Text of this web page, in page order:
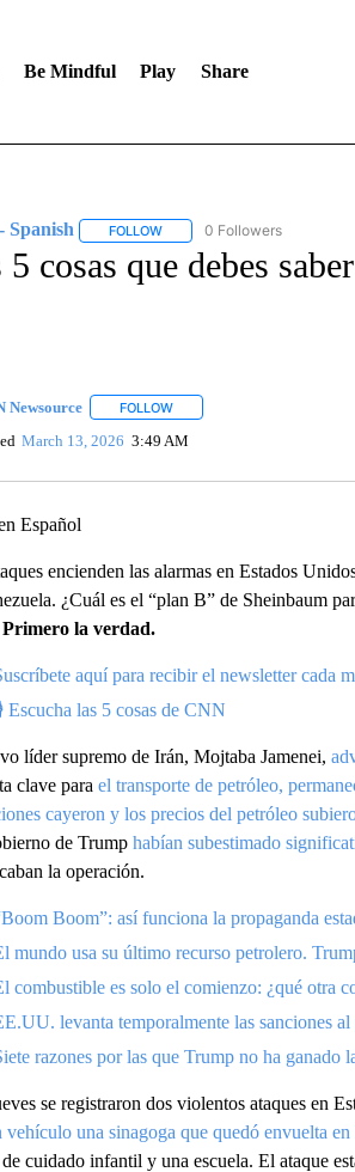
Be Mindful Play Share
Spanish FOLLOWFOLLOW "CNN - SPANISH" TO
0 Followers
5 cosas que debes
Newsource FOLLOWFOLLOW "" TO RECEIVE
March 13, 2026 3:49 AM
Español
encienden las alarmas en Estados
¿Cuál es el “plan B” de Sheinbaum
Primero la verdad.
aquí para recibir el newsletter cada
Escucha las 5 cosas de CNN
líder supremo de Irán, Mojtaba Jamenei,
clave para el transporte de petróleo,
cayeron y los precios del petróleo
de Trump habían subestimado
la operación.
Boom”: así funciona la propaganda
mundo usa su último recurso petrolero.
combustible es solo el comienzo: ¿qué otra
levanta temporalmente las sanciones
razones por las que Trump no ha ganado
se registraron dos violentos ataques en
vehículo una sinagoga que quedó envuelta en
cuidado infantil y una escuela. El ataque